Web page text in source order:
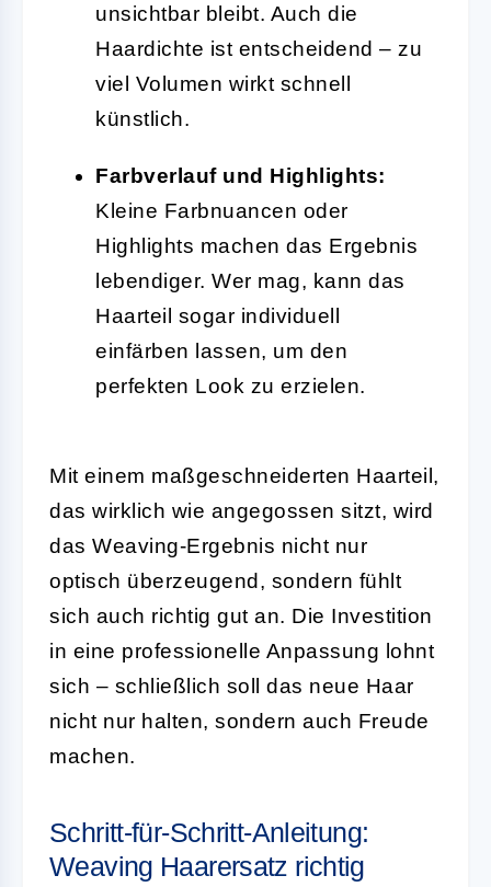
unsichtbar bleibt. Auch die
Haardichte ist entscheidend – zu
viel Volumen wirkt schnell
künstlich.
Farbverlauf und Highlights:
Kleine Farbnuancen oder
Highlights machen das Ergebnis
lebendiger. Wer mag, kann das
Haarteil sogar individuell
einfärben lassen, um den
perfekten Look zu erzielen.
Mit einem maßgeschneiderten Haarteil,
das wirklich wie angegossen sitzt, wird
das Weaving-Ergebnis nicht nur
optisch überzeugend, sondern fühlt
sich auch richtig gut an. Die Investition
in eine professionelle Anpassung lohnt
sich – schließlich soll das neue Haar
nicht nur halten, sondern auch Freude
machen.
Schritt-für-Schritt-Anleitung:
Weaving Haarersatz richtig